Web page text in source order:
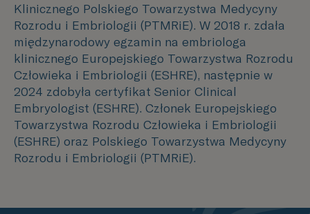
Klinicznego Polskiego Towarzystwa Medycyny
Rozrodu i Embriologii (PTMRiE). W 2018 r. zdała
międzynarodowy egzamin na embriologa
klinicznego Europejskiego Towarzystwa Rozrodu
Człowieka i Embriologii (ESHRE), następnie w
2024 zdobyła certyfikat Senior Clinical
Embryologist (ESHRE). Członek Europejskiego
Towarzystwa Rozrodu Człowieka i Embriologii
(ESHRE) oraz Polskiego Towarzystwa Medycyny
Rozrodu i Embriologii (PTMRiE).